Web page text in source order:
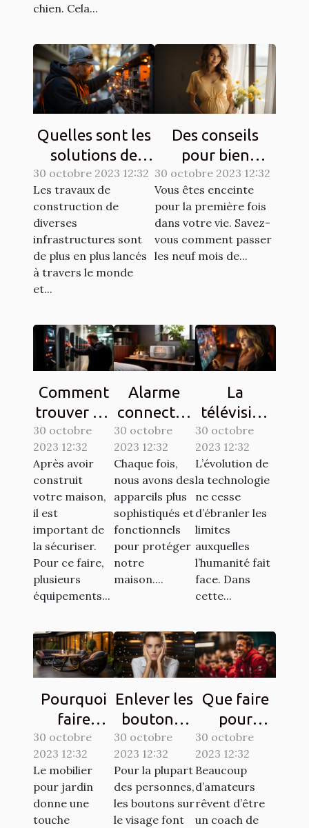
chien. Cela...
Quelles sont les
solutions de
sécurisation
d’un chantier ?
30 octobre 2023 12:32
Les travaux de
construction de
diverses
infrastructures sont
de plus en plus lancés
à travers le monde
et...
Des conseils
pour bien
entretenir une
grossesse ?
30 octobre 2023 12:32
Vous êtes enceinte
pour la première fois
dans votre vie. Savez-
vous comment passer
les neuf mois de...
Comment
trouver un
interphone
d’une
bonne
qualité ?
30 octobre
2023 12:32
Après avoir
construit
votre maison,
il est
important de
la sécuriser.
Pour ce faire,
plusieurs
équipements...
Alarme
connectée
: comment
ça
marche ?
30 octobre
2023 12:32
Chaque fois,
nous avons des
appareils plus
sophistiqués et
fonctionnels
pour protéger
notre
maison....
La
télévision
sur une
tablette,
est-elle
possible ?
30 octobre
2023 12:32
L’évolution de
la technologie
ne cesse
d’ébranler les
limites
auxquelles
l’humanité fait
face. Dans
cette...
Pourquoi
faire
confiance
à la société
ATECH
pour son
mobilier de
30 octobre
2023 12:32
Le mobilier
pour jardin
donne une
touche
Enlever les
boutons :
comment
s’y
prendre ?
30 octobre
2023 12:32
Pour la plupart
des personnes,
les boutons sur
le visage font
Que faire
pour
devenir un
bon coach
de
football ?
30 octobre
2023 12:32
Beaucoup
d’amateurs
rêvent d’être
un coach de